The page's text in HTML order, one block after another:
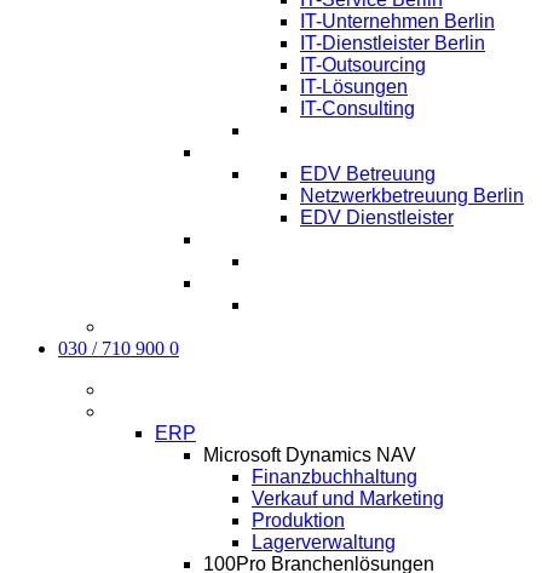
IT-Unternehmen Berlin
IT-Dienstleister Berlin
IT-Outsourcing
IT-Lösungen
IT-Consulting
EDV Betreuung
Netzwerkbetreuung Berlin
EDV Dienstleister
030 / 710 900 0
ERP
Microsoft Dynamics NAV
Finanzbuchhaltung
Verkauf und Marketing
Produktion
Lagerverwaltung
100Pro Branchenlösungen